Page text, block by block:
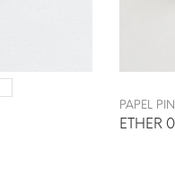
PAPEL
ETHER